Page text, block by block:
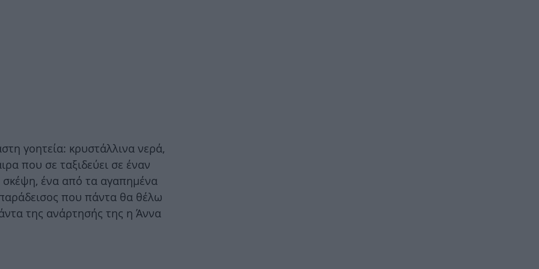
γοητεία: κρυστάλλινα νερά,
που σε ταξιδεύει σε έναν
σκέψη, ένα από τα αγαπημένα
που πάντα θα θέλω
της ανάρτησής της η Άννα